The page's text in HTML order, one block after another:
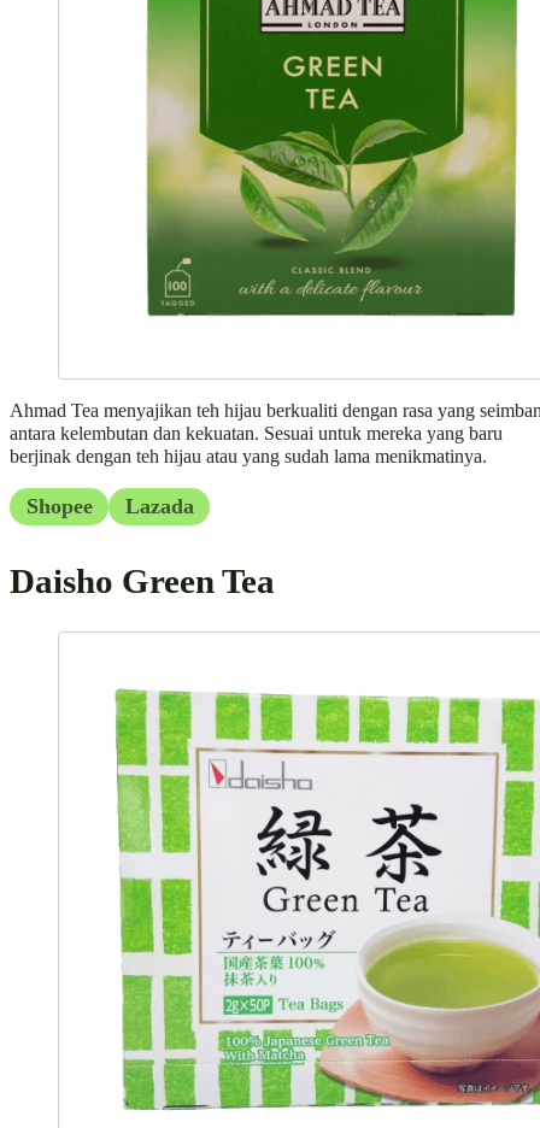
Ahmad Tea menyajikan teh hijau berkualiti dengan rasa yang
antara kelembutan dan kekuatan. Sesuai untuk mereka yang baru
berjinak dengan teh hijau atau yang sudah lama menikmatinya.
Shopee Lazada
Daisho Green Tea